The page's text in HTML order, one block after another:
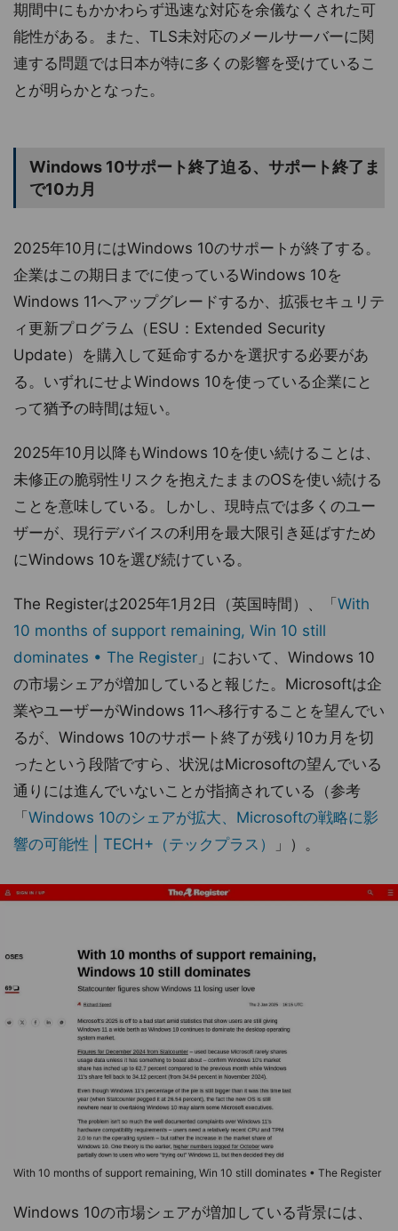
期間中にもかかわらず迅速な対応を余儀なくされた可
能性がある。また、TLS未対応のメールサーバーに関
連する問題では日本が特に多くの影響を受けているこ
とが明らかとなった。
Windows 10サポート終了迫る、サポート終了ま
で10カ月
2025年10月にはWindows 10のサポートが終了する。
企業はこの期日までに使っているWindows 10を
Windows 11へアップグレードするか、拡張セキュリテ
ィ更新プログラム（ESU：Extended Security
Update）を購入して延命するかを選択する必要があ
る。いずれにせよWindows 10を使っている企業にと
って猶予の時間は短い。
2025年10月以降もWindows 10を使い続けることは、
未修正の脆弱性リスクを抱えたままのOSを使い続ける
ことを意味している。しかし、現時点では多くのユー
ザーが、現行デバイスの利用を最大限引き延ばすため
にWindows 10を選び続けている。
The Registerは2025年1月2日（英国時間）、「 With
10 months of support remaining, Win 10 still
dominates • The Register 」において、Windows 10
の市場シェアが増加していると報じた。Microsoftは企
業やユーザーがWindows 11へ移行することを望んでい
るが、Windows 10のサポート終了が残り10カ月を切
ったという段階ですら、状況はMicrosoftの望んでいる
通りには進んでいないことが指摘されている（参考
「 Windows 10のシェアが拡大、Microsoftの戦略に影
響の可能性 | TECH+（テックプラス）
」）。
With 10 months of support remaining, Win 10 still dominates • The Register
Windows 10の市場シェアが増加している背景には、